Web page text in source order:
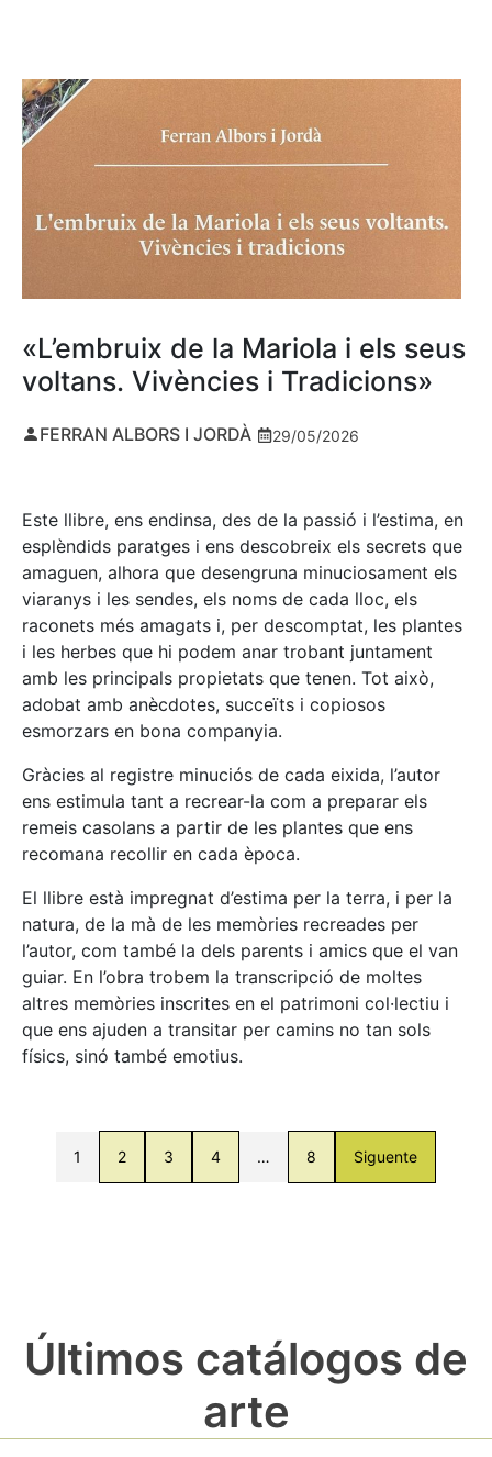
«L’embruix de la Mariola i els seus
voltans. Vivències i Tradicions»
FERRAN ALBORS I JORDÀ 29/05/2026
Este llibre, ens endinsa, des de la passió i l’estima, en
esplèndids paratges i ens descobreix els secrets que
amaguen, alhora que desengruna minuciosament els
viaranys i les sendes, els noms de cada lloc, els
raconets més amagats i, per descomptat, les plantes
i les herbes que hi podem anar trobant juntament
amb les principals propietats que tenen. Tot això,
adobat amb anècdotes, succeïts i copiosos
esmorzars en bona companyia.
Gràcies al registre minuciós de cada eixida, l’autor
ens estimula tant a recrear-la com a preparar els
remeis casolans a partir de les plantes que ens
recomana recollir en cada època.
El llibre està impregnat d’estima per la terra, i per la
natura, de la mà de les memòries recreades per
l’autor, com també la dels parents i amics que el van
guiar. En l’obra trobem la transcripció de moltes
altres memòries inscrites en el patrimoni col·lectiu i
que ens ajuden a transitar per camins no tan sols
físics, sinó també emotius.
1 2 3 4 … 8 Siguente
Últimos catálogos de
arte